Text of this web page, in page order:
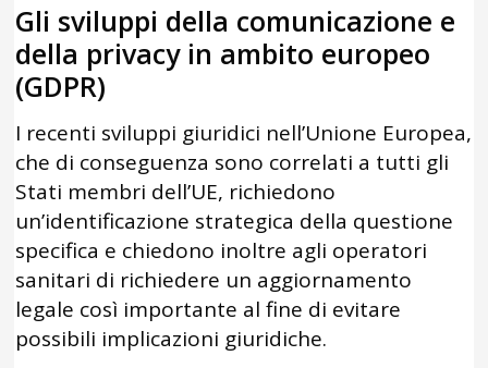
Gli sviluppi della comunicazione e
della privacy in ambito europeo
(GDPR)
I recenti sviluppi giuridici nell’Unione Europea,
che di conseguenza sono correlati a tutti gli
Stati membri dell’UE, richiedono
un’identificazione strategica della questione
specifica e chiedono inoltre agli operatori
sanitari di richiedere un aggiornamento
legale così importante al fine di evitare
possibili implicazioni giuridiche.